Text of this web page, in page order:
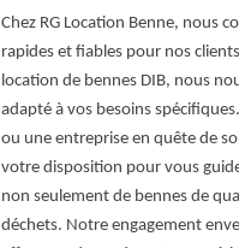
Chez RG Location Benne, nous
rapides et fiables pour nos
location de bennes DIB, nous
adapté à vos besoins
ou une entreprise en quête de
votre disposition pour vous
non seulement de bennes de
déchets. Notre engagement